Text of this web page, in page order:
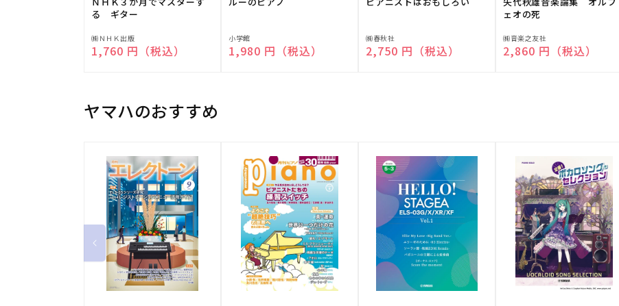
る ギター
販
売
㈱ＮＨＫ出版
通常価格
1,760 円（税込）
販
売
小学館
通常価格
1,980 円（税込）
販
売
㈱春秋社
通常価格
2,750 円（税込）
ェオの死
販
売
㈱音楽之友社
通常価格
2,860 円（税込）
ヤマハのおすすめ